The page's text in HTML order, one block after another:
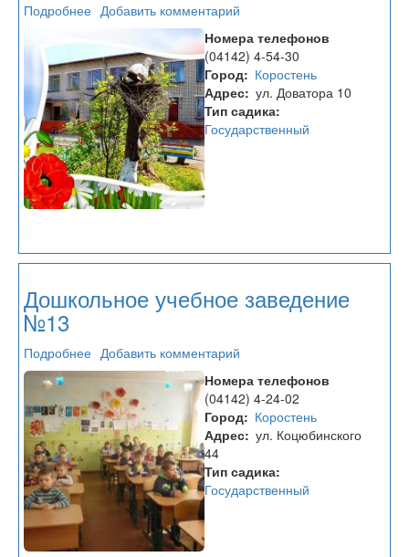
Подробнее
Дошкольное
учебное
заведение
№14
«Почемучка»
Добавить комментарий
Номера телефонов
(04142) 4-54-30
Город
Коростень
Адрес ул. Доватора 10
Тип садика
Государственный
Дошкольное учебное заведение
№13
Подробнее
Дошкольное
учебное
заведение
№13
Добавить комментарий
Номера телефонов
(04142) 4-24-02
Город
Коростень
Адрес ул. Коцюбинского
44
Тип садика
Государственный